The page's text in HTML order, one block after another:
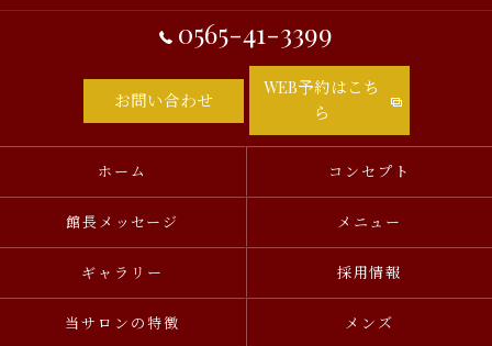
0565-41-3399
お問い合わせ
WEB予約はこち
ら
ホーム コンセプト
館長メッセージ メニュー
ギャラリー 採用情報
当サロンの特徴 メンズ